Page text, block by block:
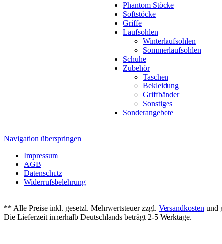
Phantom Stöcke
Softstöcke
Griffe
Laufsohlen
Winterlaufsohlen
Sommerlaufsohlen
Schuhe
Zubehör
Taschen
Bekleidung
Griffbänder
Sonstiges
Sonderangebote
Navigation überspringen
Impressum
AGB
Datenschutz
Widerrufsbelehrung
** Alle Preise inkl. gesetzl. Mehrwertsteuer zzgl. Versandkosten und
Die Lieferzeit innerhalb Deutschlands beträgt 2-5 Werktage.